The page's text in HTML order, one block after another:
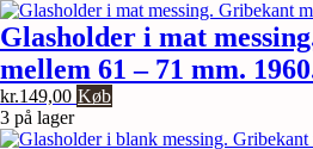
Glasholder i mat
mellem 61 – 71 mm.
kr.149,00 Køb
3 på lager